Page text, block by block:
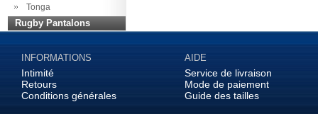
Tonga
Rugby Pantalons
INFORMATIONS
Intimité
Retours
Conditions générales
AIDE
Service de livraison
Mode de paiement
Guide des tailles